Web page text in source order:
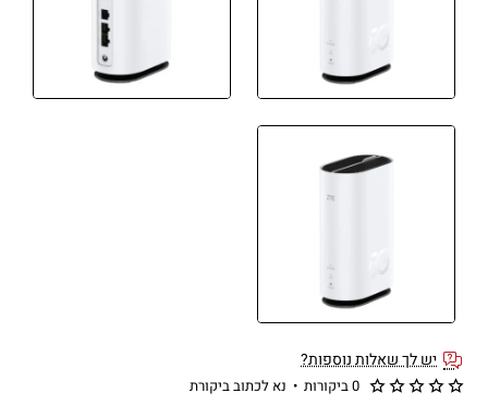
יש לך שאלות נוספות?
0 ביקורות • נא לכתוב ביקורת